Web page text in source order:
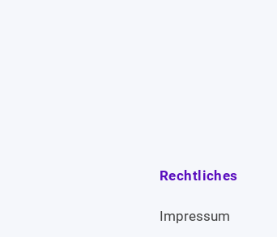
Rechtliches
Impressum